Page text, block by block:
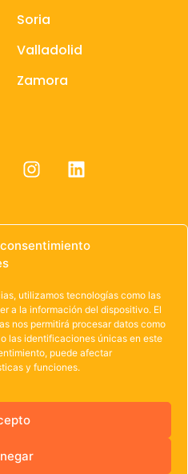
utilizamos tecnologías como las
a la información del dispositivo. El
nos permitirá procesar datos como
las identificaciones únicas en este
puede afectar
y funciones.
Soria
Valladolid
Zamora
de Cooperativas de
y León
Privacidad·Política de